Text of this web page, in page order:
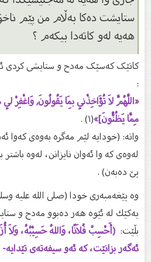
ستایشت دەکا بەڵام من پێم
هەیە لەو کاتەدا بیکەم ؟
کاتێک کەسێک مەدح و ستایشی کردى
«اللَّهُمَّ لاَ تُؤَاخِذْنِي بِمَا يَقُولُونَ, وَاغْفِرْ لِي
مِمَّا يَظُنُّونَ]»(١) .
واته‌: (خودایه‌ لێم مه‌گره‌ به‌وه‌ی كه‌وا
له‌وه‌ی كه‌ وا ئه‌وان نایزانن، له‌وه‌ باشتر
پێ ده‌به‌ن) .
وە پێغه‌مبه‌ری خودا (صلى الله علیه‌
یه‌كێك له‌ ئێوه‌ هه‌ر ده‌بوو مه‌دح و
بڵێت:(أَحْسِبُ فُلاَنًا، وَاللهُ حَسِيْبُهُ، وَلاَ
ئه‌گه‌ر بزانێت، كه‌ ئه‌و سیفه‌ته‌ی تێدایه‌-